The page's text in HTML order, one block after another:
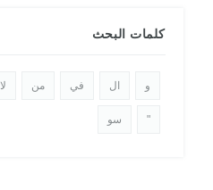
كلمات البحث
و ال في من لا
" سو